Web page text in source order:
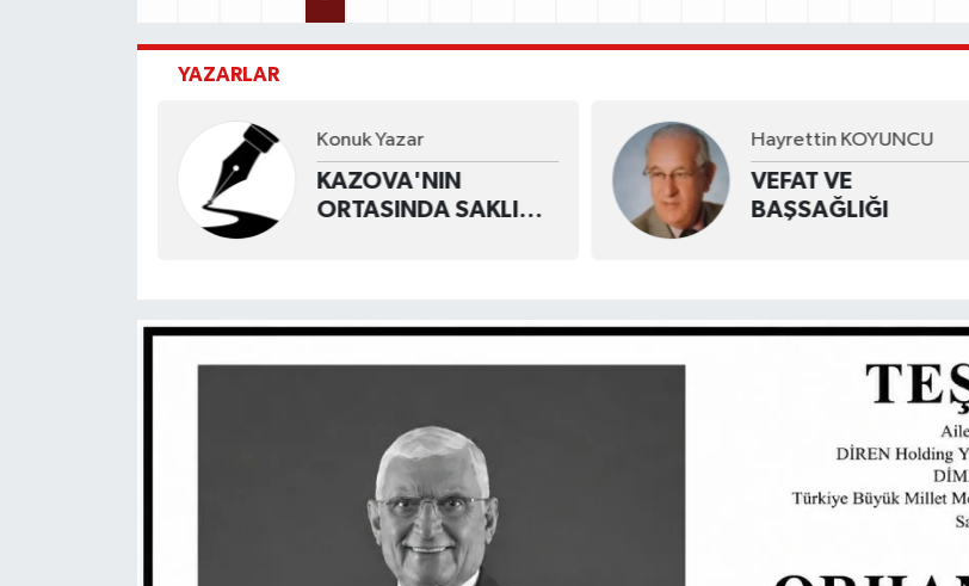
YAZARLAR
Konuk Yazar
KAZOVA'NIN
ORTASINDA SAKLI
Hayrettin KOYUNCU
VEFAT VE
BAŞSAĞLIĞI